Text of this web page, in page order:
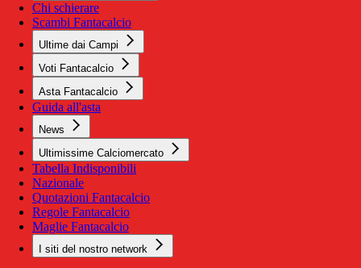
Chi schierare
Scambi Fantacalcio
Ultime dai Campi
Voti Fantacalcio
Asta Fantacalcio
Guida all'asta
News
Ultimissime Calciomercato
Tabella Indisponibili
Nazionale
Quotazioni Fantacalcio
Regole Fantacalcio
Maglie Fantacalcio
I siti del nostro network